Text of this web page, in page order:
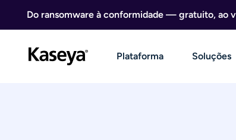
Do ransomware à conformidade — gratuito, ao
Plataforma Soluções